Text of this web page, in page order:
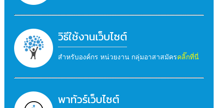
วิธีใช้งานเว็บไซต์
สำหรับองค์กร หน่วยงาน กลุ่มอาสาสมัครคลิ๊กที่นี่
พาทัวร์เว็บไซต์